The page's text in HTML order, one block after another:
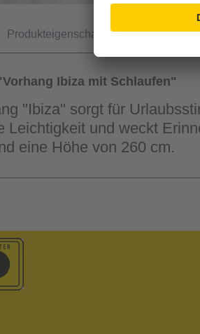
Produkteigenschaften
Ibiza mit Schlaufen"
"Ibiza" sorgt für
Leichtigkeit und weckt
eine Höhe von 260 cm.